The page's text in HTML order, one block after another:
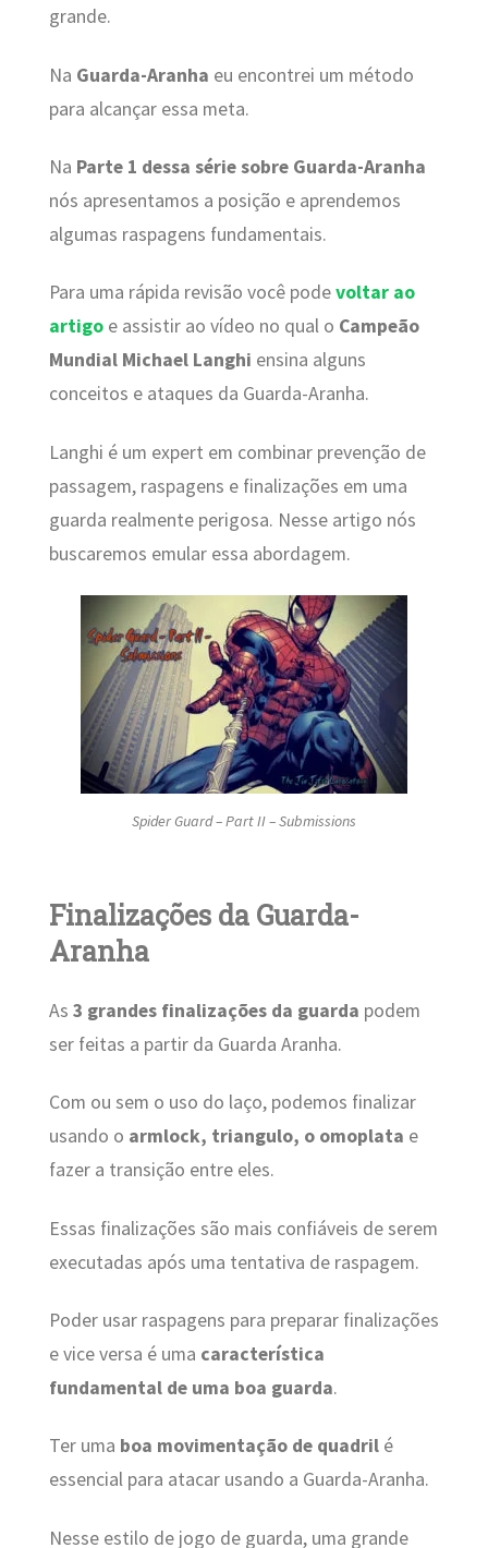
grande.
Na Guarda-Aranha eu encontrei um método
para alcançar essa meta.
Na Parte 1 dessa série sobre Guarda-Aranha
nós apresentamos a posição e aprendemos
algumas raspagens fundamentais.
Para uma rápida revisão você podevoltar ao
artigoe assistir ao vídeo no qual o Campeão
Mundial Michael Langhi ensina alguns
conceitos e ataques da Guarda-Aranha.
Langhi é um expert em combinar prevenção de
passagem, raspagens e finalizações em uma
guarda realmente perigosa. Nesse artigo nós
buscaremos emular essa abordagem.
Spider Guard – Part II – Submissions
Finalizações da Guarda-
Aranha
As 3 grandes finalizações da guarda podem
ser feitas a partir da Guarda Aranha.
Com ou sem o uso do laço, podemos finalizar
usando o armlock, triangulo, o omoplata e
fazer a transição entre eles.
Essas finalizações são mais confiáveis de serem
executadas após uma tentativa de raspagem.
Poder usar raspagens para preparar finalizações
e vice versa é uma característica
fundamental de uma boa guarda.
Ter uma boa movimentação de quadrilé
essencial para atacar usando a Guarda-Aranha.
Nesse estilo de jogo de guarda, uma grande